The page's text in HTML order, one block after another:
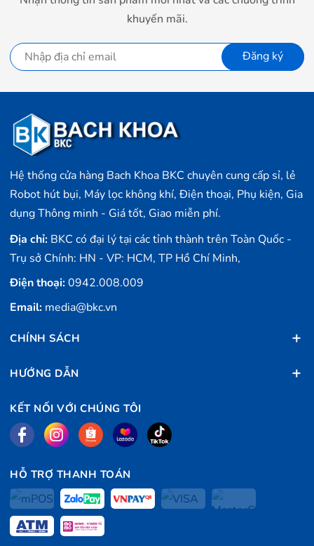
khuyến mãi.
Đăng ký
Hệ thống cửa hàng Bach Khoa BKC chuyên cung cấp sỉ, lẻ
Robot hút bụi, Máy lọc không khí, Điện thoại, Phụ kiện, Gia
dụng Thông minh - Giá tốt, Giao miễn phí.
Địa chỉ: BKC có đại lý tại các tỉnh thành trên Toàn Quốc -
Trụ sở Chính: HN - VP: HCM, TP Hồ Chí Minh,
Điện thoại:0942.008.009
Email: media@bkc.vn
CHÍNH SÁCH
HƯỚNG DẪN
KẾT NỐI VỚI CHÚNG TÔI
HỖ TRỢ THANH TOÁN